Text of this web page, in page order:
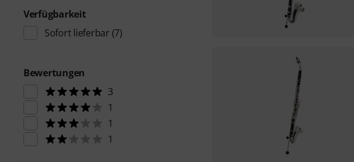
Verfügbarkeit
Sofort lieferbar (7)
Bewertungen
3
1
1
1